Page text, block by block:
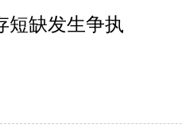
短缺发生争执